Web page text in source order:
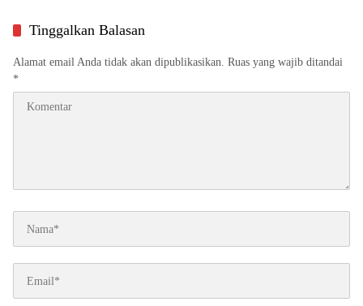
Tinggalkan Balasan
Alamat email Anda tidak akan dipublikasikan. Ruas yang wajib ditandai
*